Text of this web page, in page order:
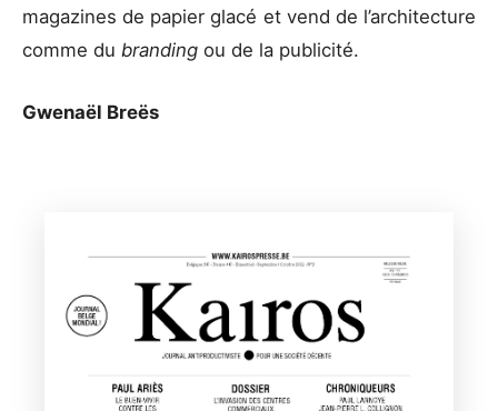
magazines de papier glacé et vend de l’architecture
comme du branding ou de la publicité.
Gwenaël Breës